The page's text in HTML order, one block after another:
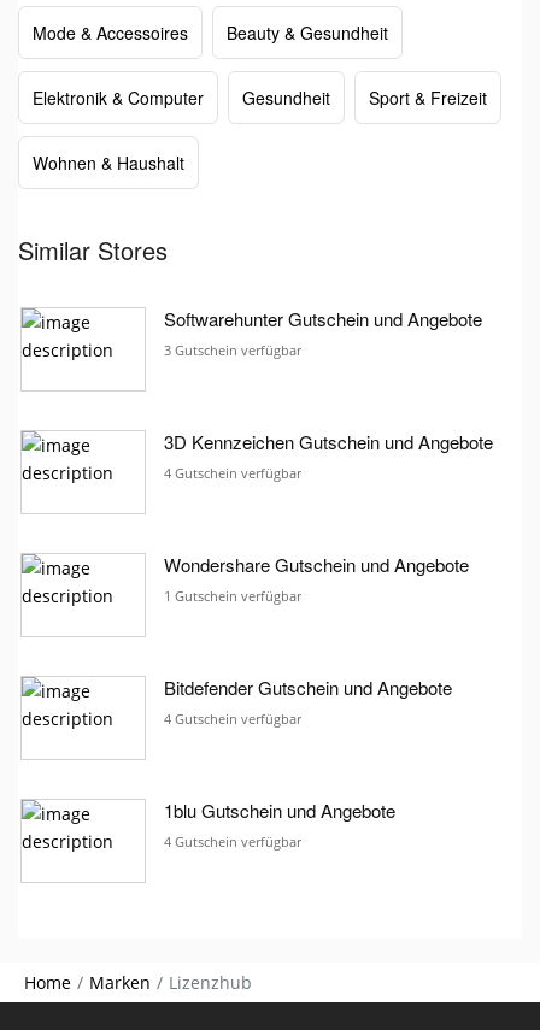
Mode & Accessoires Beauty & Gesundheit
Elektronik & Computer Gesundheit Sport & Freizeit
Wohnen & Haushalt
Similar Stores
Softwarehunter Gutschein und Angebote
3 Gutschein verfügbar
3D Kennzeichen Gutschein und Angebote
4 Gutschein verfügbar
Wondershare Gutschein und Angebote
1 Gutschein verfügbar
Bitdefender Gutschein und Angebote
4 Gutschein verfügbar
1blu Gutschein und Angebote
4 Gutschein verfügbar
Home Marken Lizenzhub